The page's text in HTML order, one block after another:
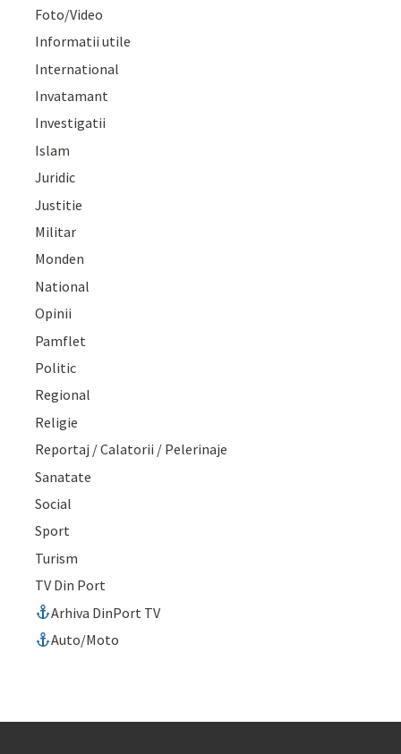
Foto/Video
Informatii utile
International
Invatamant
Investigatii
Islam
Juridic
Justitie
Militar
Monden
National
Opinii
Pamflet
Politic
Regional
Religie
Reportaj / Calatorii / Pelerinaje
Sanatate
Social
Sport
Turism
TV Din Port
Arhiva DinPort TV
Auto/Moto